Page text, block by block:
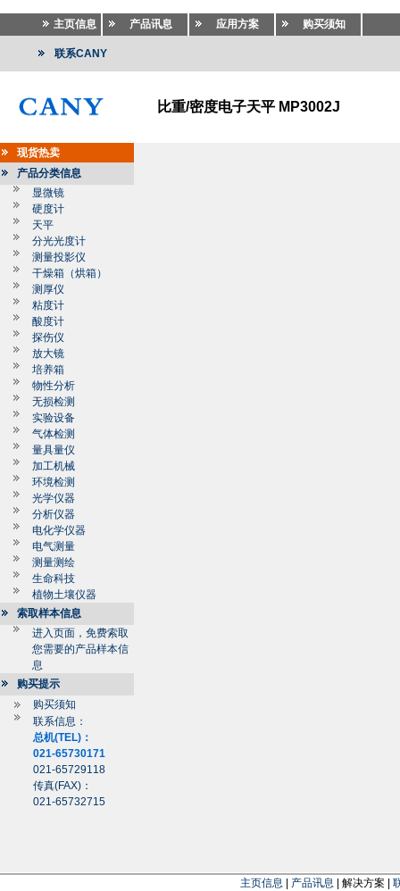
主页信息 产品讯息 应用方案 购买须知
联系CANY
比重/密度电子天平 MP3002J
现货热卖
产品分类信息
显微镜
硬度计
天平
分光光度计
测量投影仪
干燥箱（烘箱）
测厚仪
粘度计
酸度计
探伤仪
放大镜
培养箱
物性分析
无损检测
实验设备
气体检测
量具量仪
加工机械
环境检测
光学仪器
分析仪器
电化学仪器
电气测量
测量测绘
生命科技
植物土壤仪器
索取样本信息
进入页面，免费索取
您需要的产品样本信
息
购买提示
购买须知
联系信息：
总机(TEL)：
021-65730171
021-65729118
传真(FAX)：
021-65732715
主页信息 产品讯息 | 解决方案 |